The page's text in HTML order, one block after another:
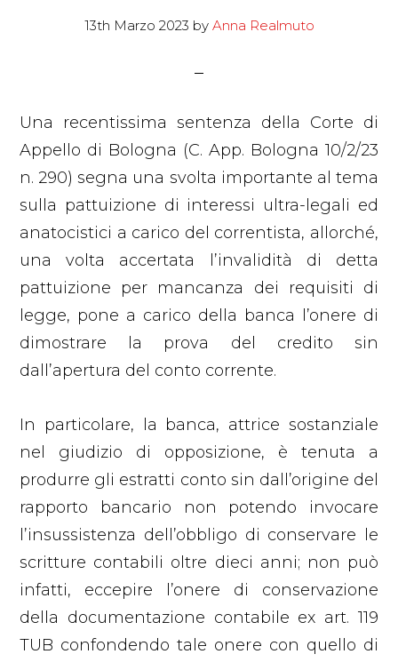
13th Marzo 2023 by Anna Realmuto
Una recentissima sentenza della Corte di
Appello di Bologna (C. App. Bologna 10/2/23
n. 290) segna una svolta importante al tema
sulla pattuizione di interessi ultra-legali ed
anatocistici a carico del correntista, allorché,
una volta accertata l’invalidità di detta
pattuizione per mancanza dei requisiti di
legge, pone a carico della banca l’onere di
dimostrare la prova del credito sin
dall’apertura del conto corrente.
In particolare, la banca, attrice sostanziale
nel giudizio di opposizione, è tenuta a
produrre gli estratti conto sin dall’origine del
rapporto bancario non potendo invocare
l’insussistenza dell’obbligo di conservare le
scritture contabili oltre dieci anni; non può
infatti, eccepire l’onere di conservazione
della documentazione contabile ex art. 119
TUB confondendo tale onere con quello di